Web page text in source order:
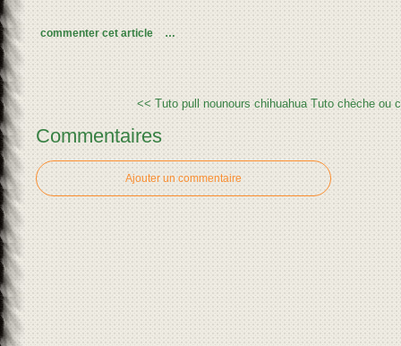
commenter cet article …
<< Tuto pull nounours chihuahua Tuto chèche ou
Commentaires
Ajouter un commentaire